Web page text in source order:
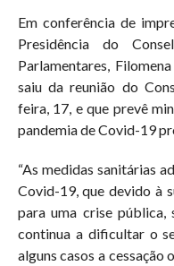
Em conferência de
Presidência do
Parlamentares,
saiu da reunião do
feira, 17, e que prevê
pandemia de Covid-19
“As medidas sanitárias
Covid-19, que devido à
para uma crise pública,
continua a dificultar o
alguns casos a cessação